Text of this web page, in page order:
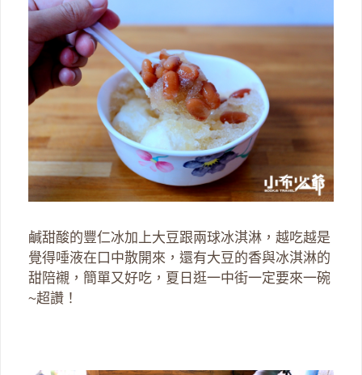
鹹甜酸的豐仁冰加上大豆跟兩球冰淇淋，越吃越是
覺得唾液在口中散開來，還有大豆的香與冰淇淋的
甜陪襯，簡單又好吃，夏日逛一中街一定要來一碗
~超讚！